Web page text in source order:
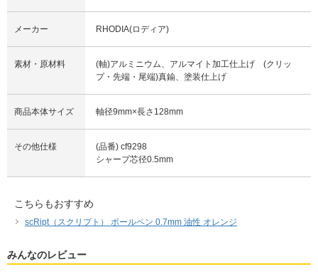
メーカー RHODIA(ロディア)
素材・原材料
(軸)アルミニウム、アルマイト加工仕上げ (クリッ
プ・先端・尾端)真鍮、塗装仕上げ
商品本体サイズ 軸径9mm×長さ128mm
その他仕様
(品番) cf9298
シャープ芯径0.5mm
こちらもおすすめ
scRipt（スクリプト） ボールペン 0.7mm 油性 オレンジ
みんなのレビュー